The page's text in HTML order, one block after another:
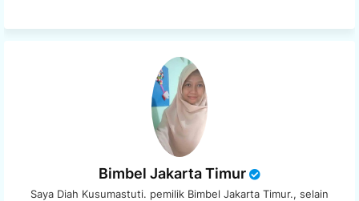
Bimbel Jakarta Timur
Saya Diah Kusumastuti. pemilik Bimbel Jakarta Timur., selain